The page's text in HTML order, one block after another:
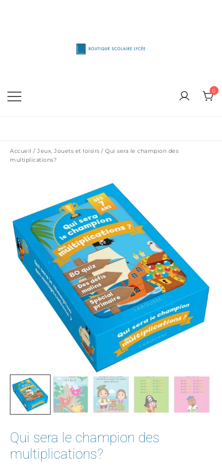
0
Accueil / Jeux, Jouets et loisirs / Qui sera le champion des
multiplications?
Qui sera le champion des
multiplications?